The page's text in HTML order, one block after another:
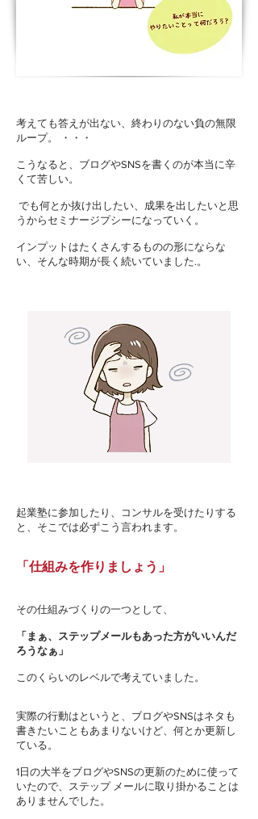
考えても答えが出ない、終わりのない負の無限
ループ。 ・・・
こうなると、ブログやSNSを書くのが本当に辛
くて苦しい。
でも何とか抜け出したい、成果を出したいと思
うからセミナージプシーになっていく。
インプットはたくさんするものの形にならな
い、そんな時期が長く続いていました.​。
起業塾に参加したり、コンサルを受けたりする
と、そこでは必ずこう言われます。
「仕組みを作りましょう」
その仕組みづくりの一つとして、
「まぁ、ステップメールもあった方がいいんだ
ろうなぁ」
このくらいのレベルで考えていました。
実際の行動はというと、ブログやSNSはネタも
書きたいこともあまりないけど、何とか更新し
ている。
1日の大半をブログやSNSの更新のために使って
いたので、ステップ メールに取り掛かることは
ありませんでした。